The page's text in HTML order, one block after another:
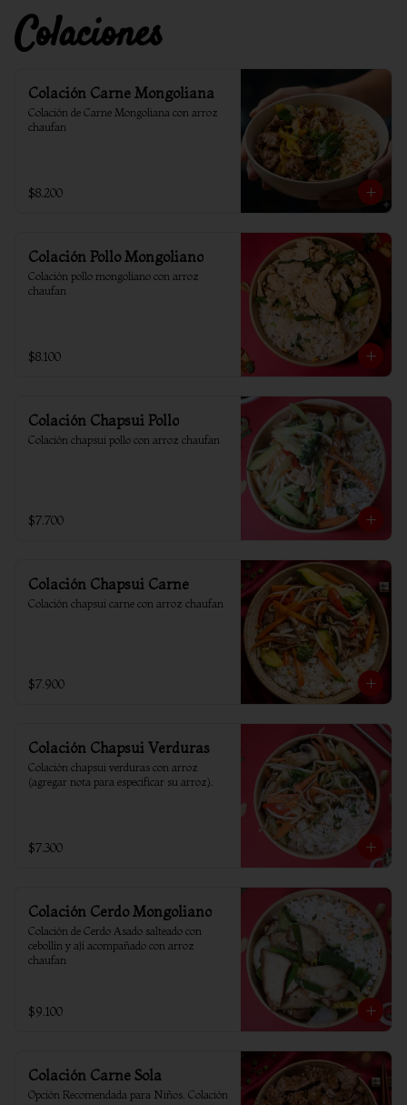
Colaciones
Colación Carne Mongoliana
Colación de Carne Mongoliana con arroz
chaufan
$8.200
Colación Pollo Mongoliano
Colación pollo mongoliano con arroz
chaufan
$8.100
Colación Chapsui Pollo
Colación chapsui pollo con arroz chaufan
$7.700
Colación Chapsui Carne
Colación chapsui carne con arroz chaufan
$7.900
Colación Chapsui Verduras
Colación chapsui verduras con arroz
(agregar nota para especificar su arroz).
$7.300
Colación Cerdo Mongoliano
Colación de Cerdo Asado salteado con
cebollín y ají acompañado con arroz
chaufan
$9.100
Colación Carne Sola
Opción Recomendada para Niños. Colación